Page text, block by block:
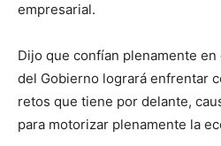
empresarial.
Dijo que confían plenamente
del Gobierno logrará enfrentar
retos que tiene por delante,
para motorizar plenamente la